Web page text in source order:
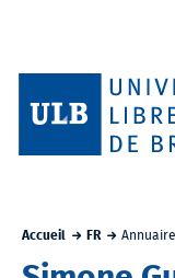
Accueil FR Annuaire